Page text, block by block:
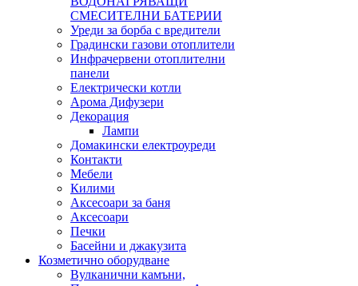
СМЕСИТЕЛНИ БАТЕРИИ
Уреди за борба с вредители
Градински газови отоплители
Инфрачервени отоплителни
панели
Електрически котли
Арома Дифузери
Декорация
Лампи
Домакински електроуреди
Контакти
Мебели
Килими
Аксесоари за баня
Аксесоари
Печки
Басейни и джакузита
Козметично оборудване
Вулканични камъни,